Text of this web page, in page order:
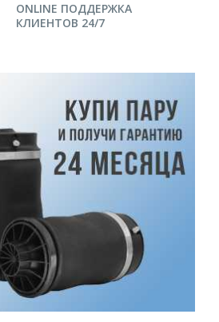
ONLINE ПОДДЕРЖКА
КЛИЕНТОВ 24/7